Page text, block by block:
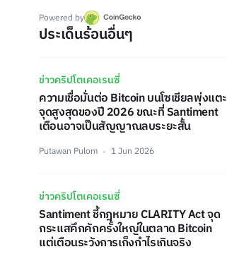
Powered by
ประเด็นร้อนอื่นๆ
ข่าวคริปโตเคอเรนซี่
ความเชื่อมั่นต่อ Bitcoin บนโซเชียลพุ่งแตะ
จุดสูงสุดของปี 2026 ขณะที่ Santiment
เตือนอาจเป็นสัญญาณลบระยะสั้น
Putawan Pulom 1 Jun 2026
ข่าวคริปโตเคอเรนซี่
Santiment ชี้กฎหมาย CLARITY Act จุด
กระแสคึกคักครั้งใหญ่ในตลาด Bitcoin
แต่เตือนระวังการเก็งกำไรเกินจริง